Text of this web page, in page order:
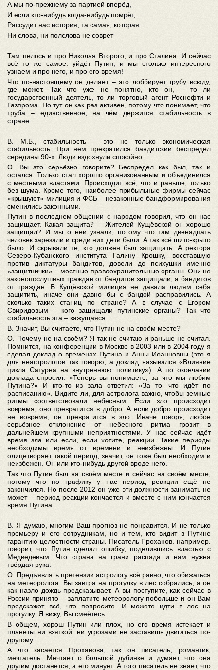
А мы по-прежнему за партией вперёд,
И если кто-нибудь когда-нибудь помрёт,
Рассудит нас история, та самая, которая
Ни слова, ни полслова не соврет
Там пелось и про Николая Второго, и про Сталина. И сейчас
всё то же самое: уйдёт Путин, и мы столько интересного
узнаем и про него, и про его время!
Что по-настоящему он делает – это лоббирует трубу всюду,
где может. Так что уже не понятно, кто он, – то ли
государственный деятель, то ли торговый агент Роснефти и
Газпрома. Но тут он как раз активен, потому что понимает, что
труба – единственное, на чём держится стабильность в
стране.
В. М.Б., стабильность – это не только экономическая
стабильность. При нём прекратился бандитский беспредел
середины 90-х. Люди вздохнули спокойно.
О. Вы это серьёзно говорите? Беспредел как был, так и
остался. Только стал хорошо организованным и объединился
с местными властями. Происходит всё, что и раньше, только
без шума. Кроме того, наиболее прибыльные фирмы сейчас
«крышуют» милиция и ФСБ – незаконные бандформирования
сменились законными.
Путин в последнем общении с народом говорил, что он нас
защищает. Какая защита? – Жителей Кущёвской он хорошо
защищал? И мы о ней узнали, потому что там двенадцать
человек зарезали и среди них дети были. А так всё шито-крыто
было. И скрывали те, кто должен был защищать. А ректора
Северо-Кубанского института Галину Крошку, восставшую
против диктатуры бандитов, довели до психушки именно
«защитнички» – местные правоохранительные органы. Они не
законопослушных граждан от бандитов защищали, а бандитов
от граждан. В Кущёвской милиция не давала людям себя
защитить, иначе они давно бы с бандой расправились. А
сколько таких станиц по стране? А в случае с Егором
Свиридовым – кого защищали путинские органы? Так что
стабильность эта – кажущаяся.
В. Значит, Вы считаете, что Путин не на своём месте?
О. Почему не на своём? Я так не считаю и раньше не считал.
Помнится, на конференции в Москве в 2003 или в 2004 году я
сделал доклад о временах Путина и Анны Иоанновны (это я
для неастрологов так говорю, а доклад назывался «Влияние
цикла Сатурна на внутреннюю политику»). А по окончании
доклада спросил: «Теперь вы понимаете, за что мы любим
Путина?» И кто-то из зала ответил: «За то, что идёт по
расписанию». Видите ли, для астролога важно, чтобы земные
ритмы соответствовали небесным. Если зло происходит
вовремя, оно превратится в добро. А если добро происходит
не вовремя, он превратится в зло. Иначе говоря, любое
серьёзное отклонение от небесного ритма грозит в
дальнейшем крупными неприятностями. У нас сейчас идёт
время зла или если, если хотите, реакции. Такие периоды
необходимы время от времени и неизбежны. И Путин
олицетворяет такой период, значит, он тоже был необходим и
неизбежен. Он или кто-нибудь другой вроде него.
Так что Путин был на своём месте и сейчас на своём месте,
потому что по графику у нас период реакции ещё не
закончился. Но после 2012 он уже эти должности занимать не
может – период реакции кончается и вместе с ним кончается
время Путина.
В. Я думаю, многим Ваш прогноз не понравится. И не только
премьеру и его сотрудникам, но и тем, кто видит в Путине
гарантию целостности страны. Писатель Проханов, например,
говорит, что Путин сделал ошибку, поделившись властью с
Медведевым. Что страна на грани распада и нам нужна
твёрдая рука.
О. Предъявлять претензии астрологу всё равно, что обижаться
на метеоролога: Вы завтра на прогулку в лес собрались, а он
как назло дождь предсказывает. А вы поступите, как сейчас в
России принято – заплатите метеорологу побольше и он Вам
предскажет всё, что попросите. И можете идти в лес на
прогулку. Я вижу, Вы смеётесь.
В общем, хорош Путин или плох, но его время истекает и
планеты ни взяткой, ни угрозами не заставишь двигаться по-
другому.
А что касается Проханова, так он писатель, романтик,
мечтатель. Мечтает о большой дубинке и думает, что она
другим достанется, а его минует. А того писатель не знает, что